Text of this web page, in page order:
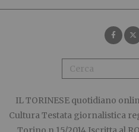
IL TORINESE quotidiano
Cultura Testata giornalistica